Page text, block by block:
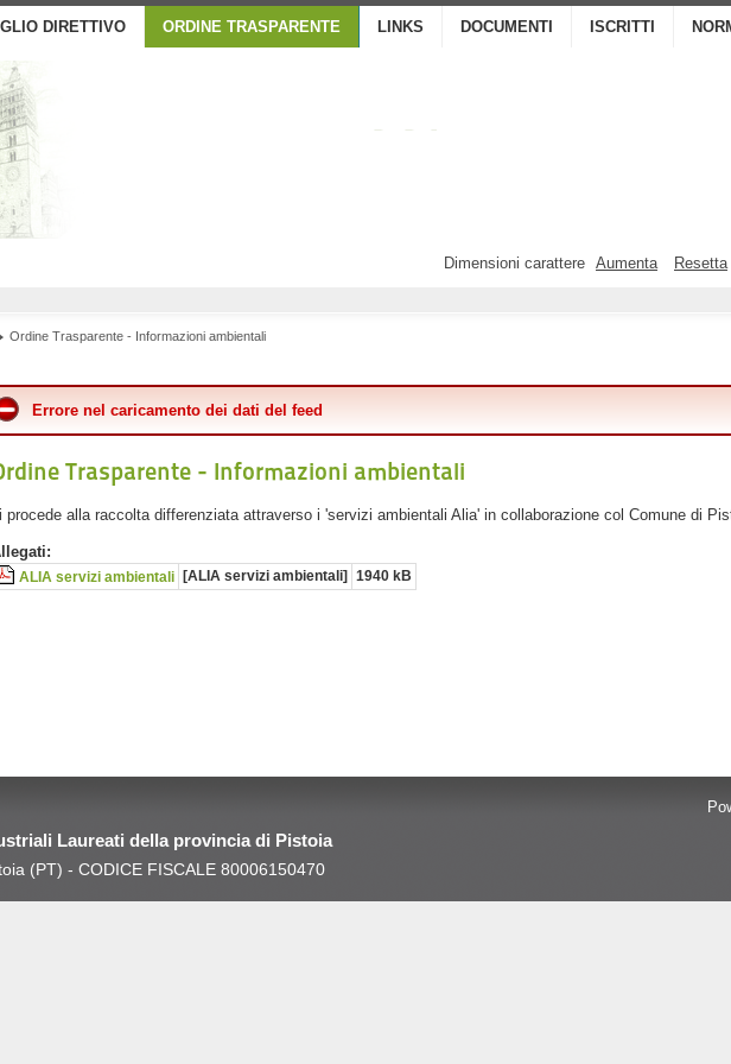
Dimensioni carattere Aumenta Resetta
DIRETTIVO ORDINE TRASPARENTE LINKS DOCUMENTI ISCRITTI
Ordine Trasparente - Informazioni ambientali
Errore nel caricamento dei dati del feed
Trasparente - Informazioni ambientali
procede alla raccolta differenziata attraverso i 'servizi ambientali Alia' in collaborazione col Comune di
ALIA servizi ambientali [ALIA servizi ambientali] 1940 kB
Laureati della provincia di Pistoia
(PT) - CODICE FISCALE 80006150470